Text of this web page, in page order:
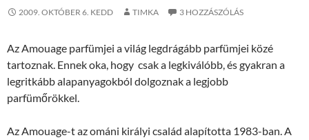
2009. OKTÓBER 6. KEDD TIMKA 3 HOZZÁSZÓLÁS
Az Amouage parfümjei a világ legdrágább parfümjei közé
tartoznak. Ennek oka, hogy csak a legkiválóbb, és gyakran a
legritkább alapanyagokból dolgoznak a legjobb
parfümőrökkel.
Az Amouage-t az ománi királyi család alapította 1983-ban. A